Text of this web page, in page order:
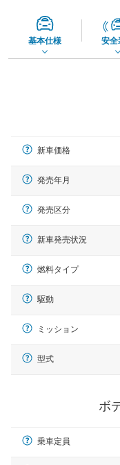
基本仕様 安全
新車価格
発売年月
発売区分
新車発売状況
燃料タイプ
駆動
ミッション
型式
ボ
乗車定員